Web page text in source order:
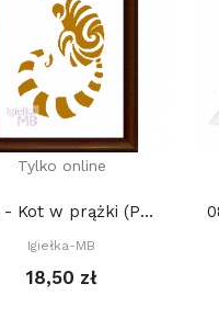
Tylko online
2341. - Kot w prążki (PDF)
Igiełka-MB
18,50 zł